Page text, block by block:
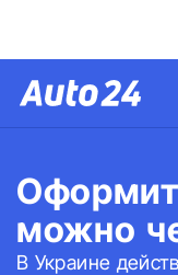
можно
В Украине